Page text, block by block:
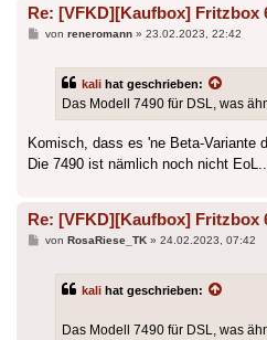
Re: [VFKD][Kaufbox] Fritzbox
Beitrag
von reneromann» 23.02.2023, 22:42
kali hat geschrieben:
Das Modell 7490 für DSL, was
Komisch, dass es 'ne Beta-Variante
Die 7490 ist nämlich noch nicht EoL...
Re: [VFKD][Kaufbox] Fritzbox
Beitrag
von RosaRiese_TK» 24.02.2023, 07:42
kali hat geschrieben:
Das Modell 7490 für DSL, was